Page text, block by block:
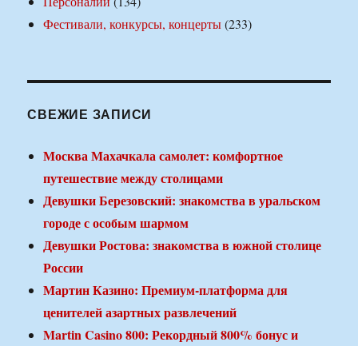
Фестивали, конкурсы, концерты(233)
СВЕЖИЕ ЗАПИСИ
Москва Махачкала самолет: комфортное
путешествие между столицами
Девушки Березовский: знакомства в уральском
городе с особым шармом
Девушки Ростова: знакомства в южной столице
России
Мартин Казино: Премиум-платформа для
ценителей азартных развлечений
Martin Casino 800: Рекордный 800% бонус и